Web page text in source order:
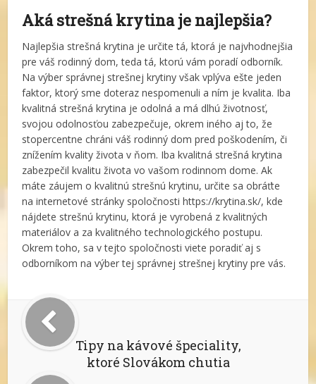
Aká strešná krytina je najlepšia?
Najlepšia strešná krytina je určite tá, ktorá je najvhodnejšia
pre váš rodinný dom, teda tá, ktorú vám poradí odborník.
Na výber správnej strešnej krytiny však vplýva ešte jeden
faktor, ktorý sme doteraz nespomenuli a ním je kvalita. Iba
kvalitná strešná krytina je odolná a má dlhú životnosť,
svojou odolnosťou zabezpečuje, okrem iného aj to, že
stopercentne chráni váš rodinný dom pred poškodením, či
znížením kvality života v ňom. Iba kvalitná strešná krytina
zabezpečil kvalitu života vo vašom rodinnom dome. Ak
máte záujem o kvalitnú strešnú krytinu, určite sa obráťte
na internetové stránky spoločnosti https://krytina.sk/, kde
nájdete strešnú krytinu, ktorá je vyrobená z kvalitných
materiálov a za kvalitného technologického postupu.
Okrem toho, sa v tejto spoločnosti viete poradiť aj s
odborníkom na výber tej správnej strešnej krytiny pre vás.
Tipy na kávové špeciality,
ktoré Slovákom chutia